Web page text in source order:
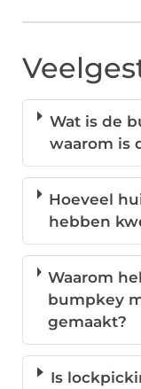
Wat is de
waarom is
Hoeveel
hebben
Waarom
bumpkey
gemaakt?
Is